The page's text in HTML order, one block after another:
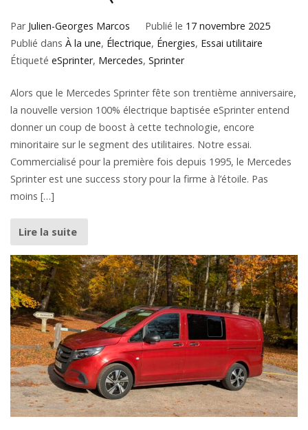
Par Julien-Georges Marcos Publié le 17 novembre 2025
Publié dans À la une, Électrique, Énergies, Essai utilitaire
Étiqueté eSprinter, Mercedes, Sprinter
Alors que le Mercedes Sprinter fête son trentième anniversaire,
la nouvelle version 100% électrique baptisée eSprinter entend
donner un coup de boost à cette technologie, encore
minoritaire sur le segment des utilitaires. Notre essai.
Commercialisé pour la première fois depuis 1995, le Mercedes
Sprinter est une success story pour la firme à l’étoile. Pas
moins […]
Lire la suite